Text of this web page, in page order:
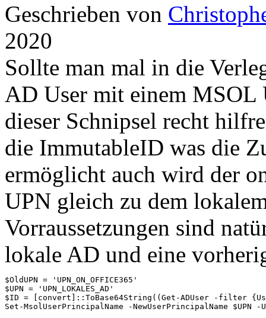
Geschrieben von
2020
Sollte man mal in die
AD User mit einem MSOL
dieser Schnipsel recht
die ImmutableID was die
ermöglicht auch wird der
UPN gleich zu dem
Vorraussetzungen sind
lokale AD und eine
$OldUPN = 'UPN_ON_OFFICE365'
$UPN = 'UPN_LOKALES_AD'
$ID = [convert]::ToBase64String((Get-ADUser -filter
Set-MsolUserPrincipalName -NewUserPrincipalName $UPN